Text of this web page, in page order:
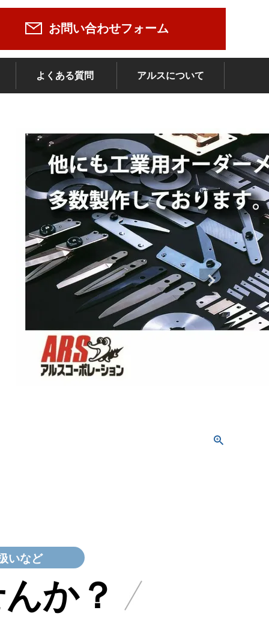
お問い合わせフォーム
よくある質問 アルスについて
いなど
か？